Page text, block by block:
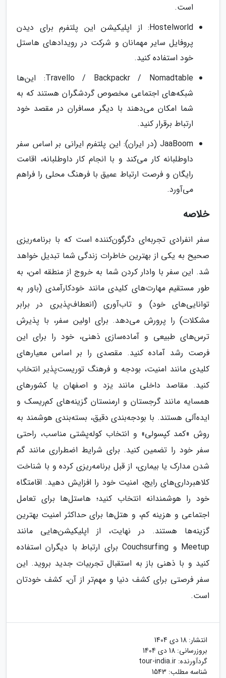
است.
Hostelworld: از اپلیکیشن این پلتفرم برای دیدن
پروفایل سایر مهمانان و شرکت در رویدادهای هاستل
خود استفاده کنید.
Travello / Backpackr / Nomadtable: این‌ها
شبکه‌های اجتماعی مخصوص گردشگران هستند که به
شما امکان می‌دهند با دیگر مسافران در مقصد خود
ارتباط برقرار کنید.
JaaBoom (در ایران): این پلتفرم ایرانی بر اساس سفر
داوطلبانه کار می‌کند و با انجام کار داوطلبانه، اقامت
رایگان و فرصت ارتباط عمیق با فرهنگ محلی را فراهم
می‌آورد.
خلاصه
سفر انفرادی تجربه‌ای دگرگون‌کننده است که با برنامه‌ریزی
صحیح به یکی از بهترین خاطرات زندگی شما تبدیل خواهد
شد. این سفر با وادار کردن شما به خروج از منطقه امن، به
طور مستقیم مهارت‌های کلیدی مانند خودکارآمدی (باور به
توانایی‌های خود) و تاب‌آوری (انعطاف‌پذیری در برابر
مشکلات) را پرورش می‌دهد. برای اولین سفر، با پذیرش
ترس‌های طبیعی و آماده‌سازی ذهنی، خود را برای این
فرصت رشد آماده کنید. مقصدی را بر اساس معیارهای
کلیدی مانند امنیت، بودجه و فرهنگ توریست‌پذیر انتخاب
کنید. مقاصد داخلی مانند یزد و اصفهان یا کشورهای
همسایه مانند گرجستان و ارمنستان گزینه‌های کم‌ریسک و
ایده‌آلی هستند. با بودجه‌بندی دقیق، بسته‌بندی هوشمند به
روش «کمد کپسولی» و انتخاب کوله‌پشتی مناسب، راحتی
سفر خود را تضمین کنید. برای شرایط اضطراری مانند گم
شدن مدارک یا بیماری، از قبل برنامه‌ریزی کرده و با شناخت
کلاهبرداری‌های رایج، امنیت خود را افزایش دهید. اقامتگاه
خود را هوشمندانه انتخاب کنید؛ هاستل‌ها برای تعامل
اجتماعی و هزینه کم، و هتل‌ها برای حداکثر امنیت بهترین
گزینه‌ها هستند. در نهایت، از اپلیکیشن‌هایی مانند
Meetup و Couchsurfing برای ارتباط با دیگران استفاده
کنید و با ذهنی باز به استقبال تجربیات جدید بروید. این
سفر فرصتی برای کشف دنیا و مهم‌تر از آن، کشف خودتان
است.
انتشار: 18 دی 1404
بروزرسانی: 18 دی 1404
گردآورنده: tour-india.ir
شناسه مطلب: 1543